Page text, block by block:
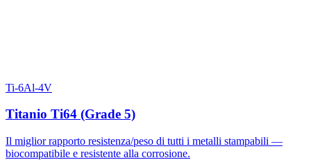
Ti-6Al-4V
Titanio Ti64 (Grade 5)
Il miglior rapporto resistenza/peso di tutti i metalli stampabili —
biocompatibile e resistente alla corrosione.